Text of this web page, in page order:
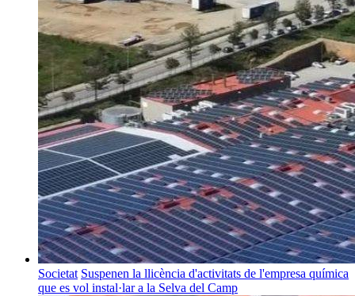
Societat Suspenen la llicència d'activitats de l'empresa química
que es vol instal·lar a la Selva del Camp